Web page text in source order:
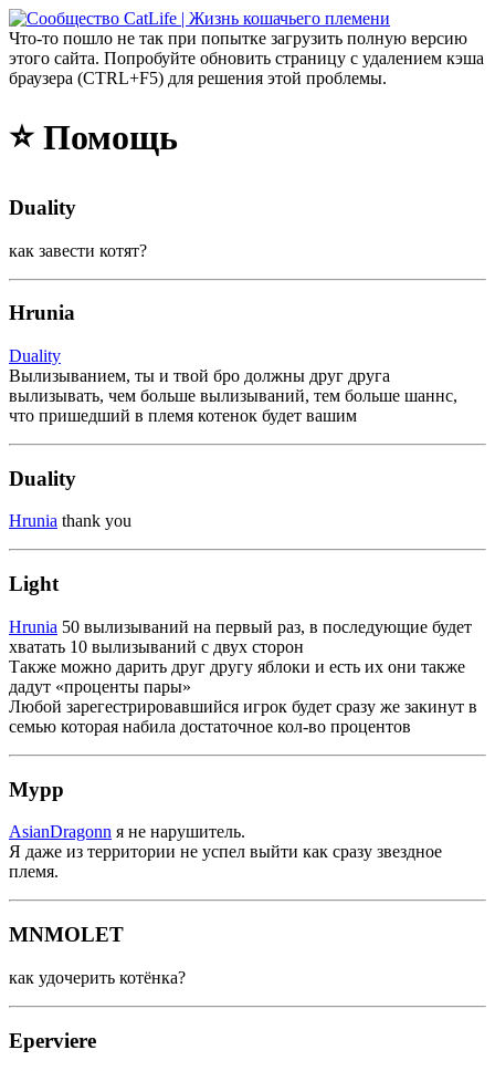
Что-то пошло не так при попытке загрузить полную версию
этого сайта. Попробуйте обновить страницу с удалением кэша
браузера (CTRL+F5) для решения этой проблемы.
⭐ Помощь
Duality
как завести котят?
Hrunia
Duality
Вылизыванием, ты и твой бро должны друг друга
вылизывать, чем больше вылизываний, тем больше шаннс,
что пришедший в племя котенок будет вашим
Duality
Hrunia thank you
Light
Hrunia 50 вылизываний на первый раз, в последующие будет
хватать 10 вылизываний с двух сторон
Также можно дарить друг другу яблоки и есть их они также
дадут «проценты пары»
Любой зарегестрировавшийся игрок будет сразу же закинут в
семью которая набила достаточное кол-во процентов
Mypp
AsianDragonn я не нарушитель.
Я даже из территории не успел выйти как сразу звездное
племя.
MNMOLET
как удочерить котёнка?
Eperviere